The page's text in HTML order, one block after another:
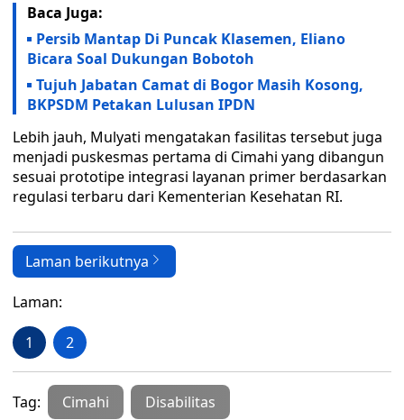
Baca Juga:
Persib Mantap Di Puncak Klasemen, Eliano
Bicara Soal Dukungan Bobotoh
Tujuh Jabatan Camat di Bogor Masih Kosong,
BKPSDM Petakan Lulusan IPDN
Lebih jauh, Mulyati mengatakan fasilitas tersebut juga
menjadi puskesmas pertama di Cimahi yang dibangun
sesuai prototipe integrasi layanan primer berdasarkan
regulasi terbaru dari Kementerian Kesehatan RI.
Laman berikutnya
Laman:
1 2
Tag: Cimahi Disabilitas